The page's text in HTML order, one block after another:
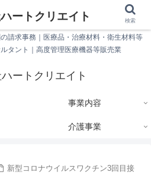
請求事務｜医療品・治療材料・衛生材料等
タント｜高度管理医療機器等販売業
事業内容
介護事業
新型コロナウイルスワクチン3回目接
検索